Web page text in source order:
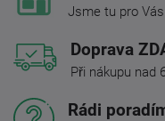
Jsme tu pro Vás
Doprava
Při nákupu nad
Rádi